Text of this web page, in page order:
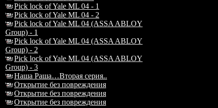
Pick lock of Yale ML 04 - 1
Pick lock of Yale ML 04 - 2
Pick lock of Yale ML 04 (ASSA ABLOY
Group) - 1
Pick lock of Yale ML 04 (ASSA ABLOY
Group) - 2
Pick lock of Yale ML 04 (ASSA ABLOY
Group) - 3
Наша Раша…Вторая серия..
Открытие без повреждения
Открытие без повреждения
Открытие без повреждения